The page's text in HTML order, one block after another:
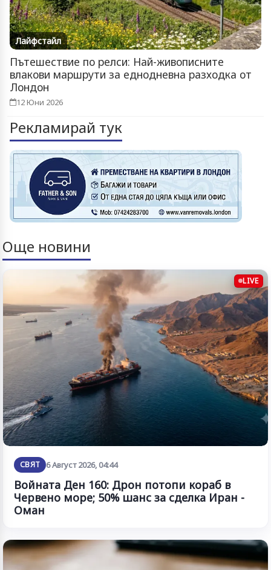
Лайфстайл
Пътешествие по релси: Най-живописните
влакови маршрути за еднодневна разходка от
Лондон
12 Юни 2026
Рекламирай тук
Още новини
LIVE
СВЯТ 6 Август 2026, 04:44
Войната Ден 160: Дрон потопи кораб в
Червено море; 50% шанс за сделка Иран -
Оман